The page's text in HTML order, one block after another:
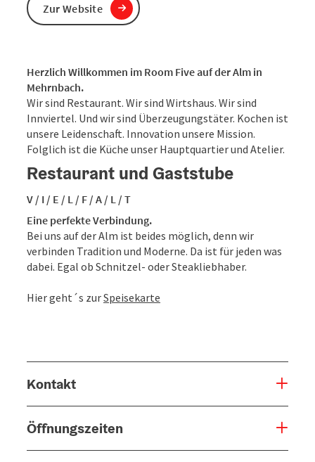
Herzlich Willkommen im Room Five auf der Alm in
Mehrnbach.
Wir sind Restaurant. Wir sind Wirtshaus. Wir sind
Innviertel. Und wir sind Überzeugungstäter. Kochen ist
unsere Leidenschaft. Innovation unsere Mission.
Folglich ist die Küche unser Hauptquartier und Atelier.
Restaurant und Gaststube
V / I / E / L / F / A / L / T
Eine perfekte Verbindung.
Bei uns auf der Alm ist beides möglich, denn wir
verbinden Tradition und Moderne. Da ist für jeden was
dabei. Egal ob Schnitzel- oder Steakliebhaber.
Hier geht´s zurSpeisekarte
Kontakt
Öffnungszeiten
Zur Website